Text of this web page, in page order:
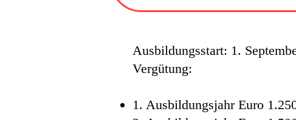
Ausbildungsstart: 1.
Vergütung:
1. Ausbildungsjahr Euro